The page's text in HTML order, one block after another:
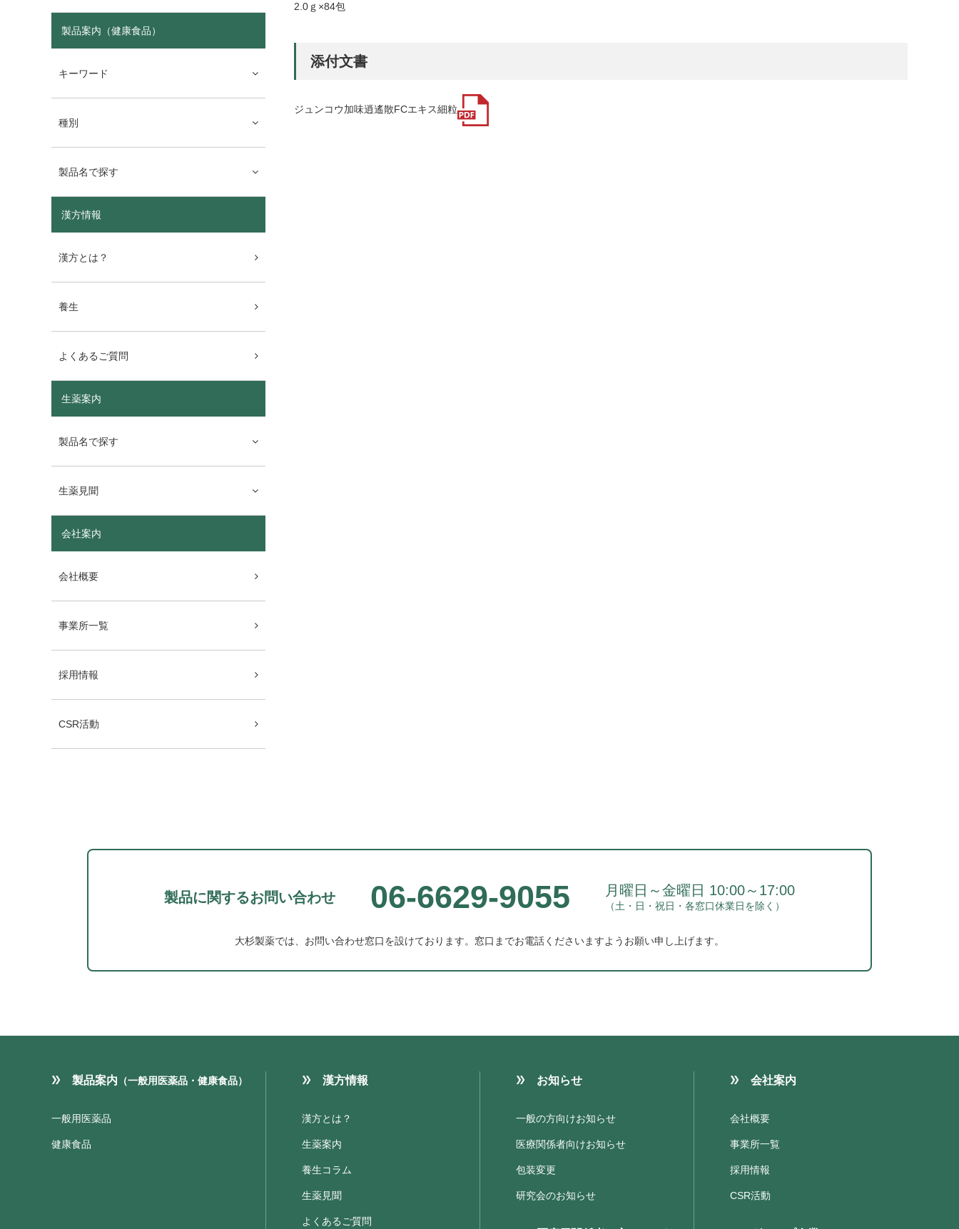
2.0ｇ×84包
添付文書
ジュンコウ加味逍遙散FCエキス細粒
製品案内（健康食品）
キーワード
種別
製品名で探す
漢方情報
漢方とは？
養生
よくあるご質問
生薬案内
製品名で探す
生薬見聞
会社案内
会社概要
事業所一覧
採用情報
CSR活動
製品に関するお問い合わせ 06-6629-9055 月曜日～金曜日 10:00～17:00
（土・日・祝日・各窓口休業日を除く）
大杉製薬では、お問い合わせ窓口を設けております。 窓口までお電話くださいますようお願い申し上げます。
製品案内 （一般用医薬品・健康食品）
一般用医薬品
健康食品
漢方情報
漢方とは？
生薬案内
養生コラム
生薬見聞
よくあるご質問
お知らせ
一般の方向けお知らせ
医療関係者向けお知らせ
包装変更
研究会のお知らせ
会社案内
会社概要
事業所一覧
採用情報
CSR活動